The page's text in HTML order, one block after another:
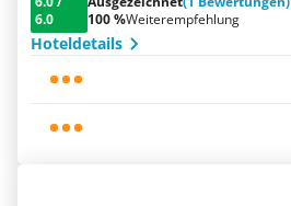
6.0
100 %Weiterempfehlung
Hoteldetails